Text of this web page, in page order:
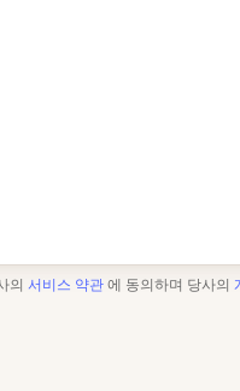
의 서비스 약관 에 동의하며 당사의